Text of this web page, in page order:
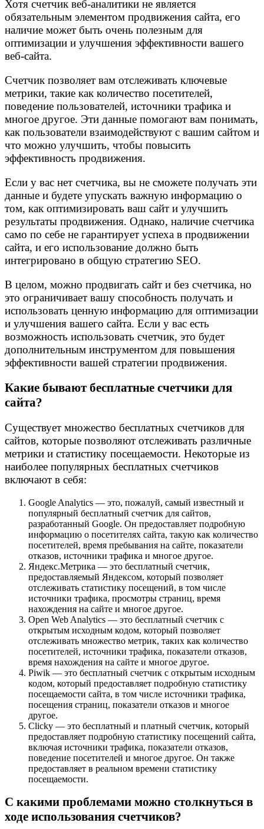
Хотя счетчик веб-аналитики не является
обязательным элементом продвижения сайта, его
наличие может быть очень полезным для
оптимизации и улучшения эффективности вашего
веб-сайта.
Счетчик позволяет вам отслеживать ключевые
метрики, такие как количество посетителей,
поведение пользователей, источники трафика и
многое другое. Эти данные помогают вам понимать,
как пользователи взаимодействуют с вашим сайтом и
что можно улучшить, чтобы повысить
эффективность продвижения.
Если у вас нет счетчика, вы не сможете получать эти
данные и будете упускать важную информацию о
том, как оптимизировать ваш сайт и улучшить
результаты продвижения. Однако, наличие счетчика
само по себе не гарантирует успеха в продвижении
сайта, и его использование должно быть
интегрировано в общую стратегию SEO.
В целом, можно продвигать сайт и без счетчика, но
это ограничивает вашу способность получать и
использовать ценную информацию для оптимизации
и улучшения вашего сайта. Если у вас есть
возможность использовать счетчик, это будет
дополнительным инструментом для повышения
эффективности вашей стратегии продвижения.
Какие бывают бесплатные счетчики для
сайта?
Существует множество бесплатных счетчиков для
сайтов, которые позволяют отслеживать различные
метрики и статистику посещаемости. Некоторые из
наиболее популярных бесплатных счетчиков
включают в себя:
Google Analytics — это, пожалуй, самый известный и
популярный бесплатный счетчик для сайтов,
разработанный Google. Он предоставляет подробную
информацию о посетителях сайта, такую как количество
посетителей, время пребывания на сайте, показатели
отказов, источники трафика и многое другое.
Яндекс.Метрика — это бесплатный счетчик,
предоставляемый Яндексом, который позволяет
отслеживать статистику посещений, в том числе
источники трафика, просмотры страниц, время
нахождения на сайте и многое другое.
Open Web Analytics — это бесплатный счетчик с
открытым исходным кодом, который позволяет
отслеживать множество метрик, таких как количество
посетителей, источники трафика, показатели отказов,
время нахождения на сайте и многое другое.
Piwik — это бесплатный счетчик с открытым исходным
кодом, который предоставляет подробную статистику
посещаемости сайта, в том числе источники трафика,
посещения страниц, показатели отказов и многое
другое.
Clicky — это бесплатный и платный счетчик, который
предоставляет подробную статистику посещений сайта,
включая источники трафика, показатели отказов,
поведение посетителей и многое другое. Он также
предоставляет в реальном времени статистику
посещаемости.
С какими проблемами можно столкнуться в
ходе использования счетчиков?